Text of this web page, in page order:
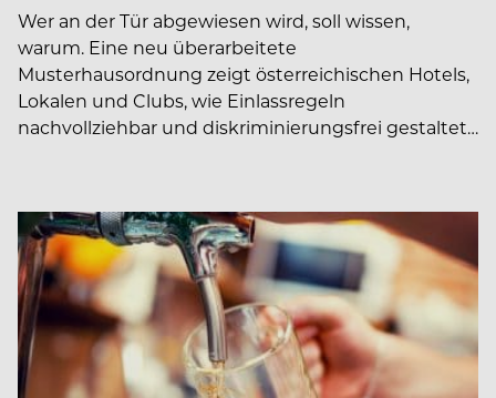
Wer an der Tür abgewiesen wird, soll wissen,
warum. Eine neu überarbeitete
Musterhausordnung zeigt österreichischen Hotels,
Lokalen und Clubs, wie Einlassregeln
nachvollziehbar und diskriminierungsfrei gestaltet…